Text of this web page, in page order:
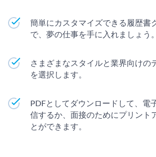
簡単にカスタマイズできる履歴書
で、夢の仕事を手に入れましょう。
さまざまなスタイルと業界向けの
を選択します。
PDFとしてダウンロードして、電
信するか、面接のためにプリント
とができます。